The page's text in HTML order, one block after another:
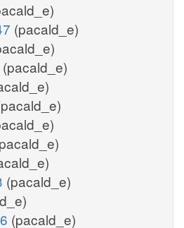
(pacald_e)
(pacald_e)
(pacald_e)
(pacald_e)